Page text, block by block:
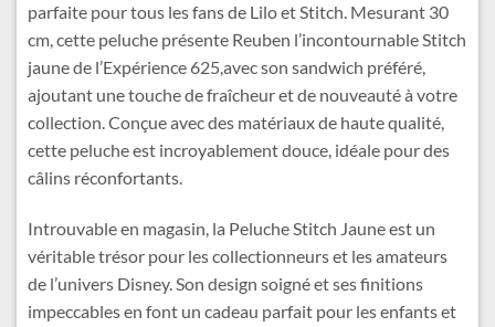
parfaite pour tous les fans de Lilo et Stitch. Mesurant 30
cm, cette peluche présente Reuben l’incontournable Stitch
jaune de l’Expérience 625,avec son sandwich préféré,
ajoutant une touche de fraîcheur et de nouveauté à votre
collection. Conçue avec des matériaux de haute qualité,
cette peluche est incroyablement douce, idéale pour des
câlins réconfortants.
Introuvable en magasin, la Peluche Stitch Jaune est un
véritable trésor pour les collectionneurs et les amateurs
de l’univers Disney. Son design soigné et ses finitions
impeccables en font un cadeau parfait pour les enfants et